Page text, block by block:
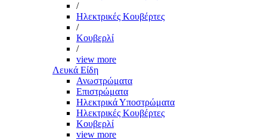
/
Ηλεκτρικές Κουβέρτες
/
Κουβερλί
/
view more
Λευκά Είδη
Ανωστρώματα
Επιστρώματα
Ηλεκτρικά Υποστρώματα
Ηλεκτρικές Κουβέρτες
Κουβερλί
view more